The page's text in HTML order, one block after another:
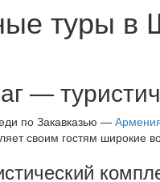
туры в
—
по Закавказью —
своим гостям широкие